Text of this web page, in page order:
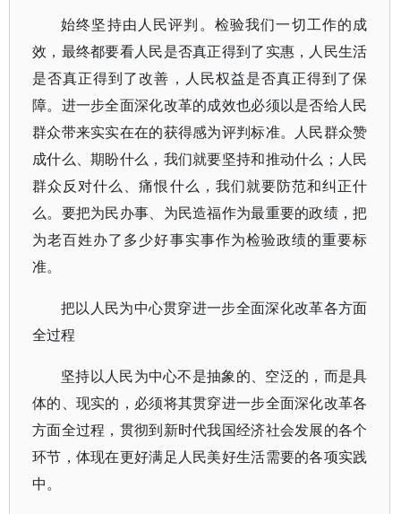
始终坚持由人民评判。检验我们一切工作的成
效，最终都要看人民是否真正得到了实惠，人民生活
是否真正得到了改善，人民权益是否真正得到了保
障。进一步全面深化改革的成效也必须以是否给人民
群众带来实实在在的获得感为评判标准。人民群众赞
成什么、期盼什么，我们就要坚持和推动什么；人民
群众反对什么、痛恨什么，我们就要防范和纠正什
么。要把为民办事、为民造福作为最重要的政绩，把
为老百姓办了多少好事实事作为检验政绩的重要标
准。
把以人民为中心贯穿进一步全面深化改革各方面
全过程
坚持以人民为中心不是抽象的、空泛的，而是具
体的、现实的，必须将其贯穿进一步全面深化改革各
方面全过程，贯彻到新时代我国经济社会发展的各个
环节，体现在更好满足人民美好生活需要的各项实践
中。